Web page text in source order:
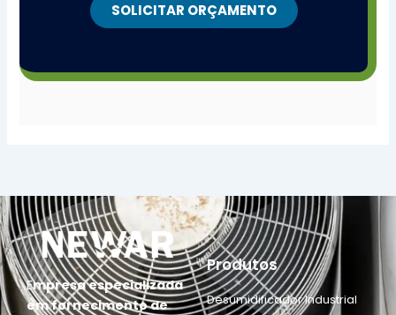
SOLICITAR ORÇAMENTO
Empresa especializada
em fornecimento de
Produtos
Desumidificador Industrial